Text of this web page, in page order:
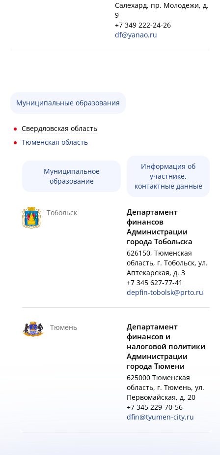
Салехард, пр. Молодежи, д.
9
+7 349 222-24-26
df@yanao.ru
Муниципальные образования
Свердловская область
Тюменская область
Муниципальное
образование
Информация об
участнике,
контактные данные
Тобольск
Департамент
финансов
Администрации
города Тобольска
626150, Тюменская
область, г. Тобольск, ул.
Аптекарская, д. 3
+7 345 627-77-41
depfin-tobolsk@prto.ru
Тюмень
Департамент
финансов и
налоговой политики
Администрации
города Тюмени
625000 Тюменская
область, г. Тюмень, ул.
Первомайская, д. 20
+7 345 229-70-56
dfin@tyumen-city.ru